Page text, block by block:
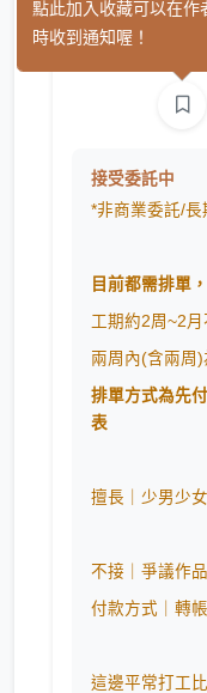
接受委託中
*非商業委託/長
目前都需排單
工期約2周~2月
兩周內(含兩周
排單方式為先
表
擅長｜少男少
不接｜爭議作
付款方式｜轉
這邊平常打工
點此加入收藏可以在作
時收到通知喔！